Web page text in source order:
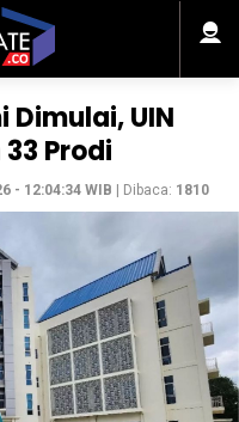
Dimulai, UIN
Prodi
- 12:04:34 WIB | Dibaca: 1810